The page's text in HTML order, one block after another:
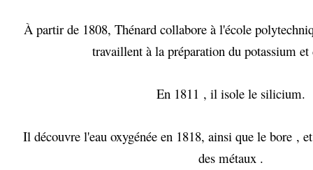
À partir de 1808, Thénard collabore à l'école
travaillent à la préparation du potassium
En 1811 , il isole le silicium.
Il découvre l'eau oxygénée en 1818, ainsi que le bore ,
des métaux .